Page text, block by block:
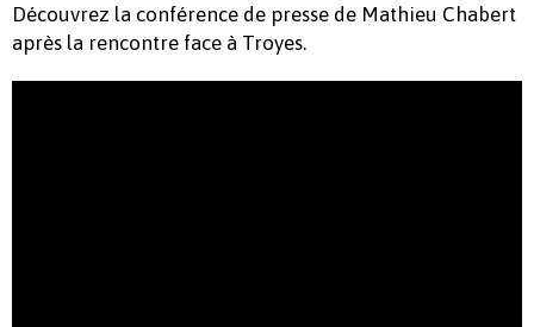
Découvrez la conférence de presse de Mathieu Chabert
après la rencontre face à Troyes.